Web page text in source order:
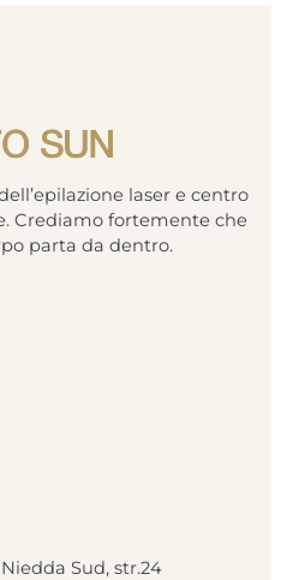
laser e centro
Crediamo fortemente che
parta da dentro.
Sud, str.24